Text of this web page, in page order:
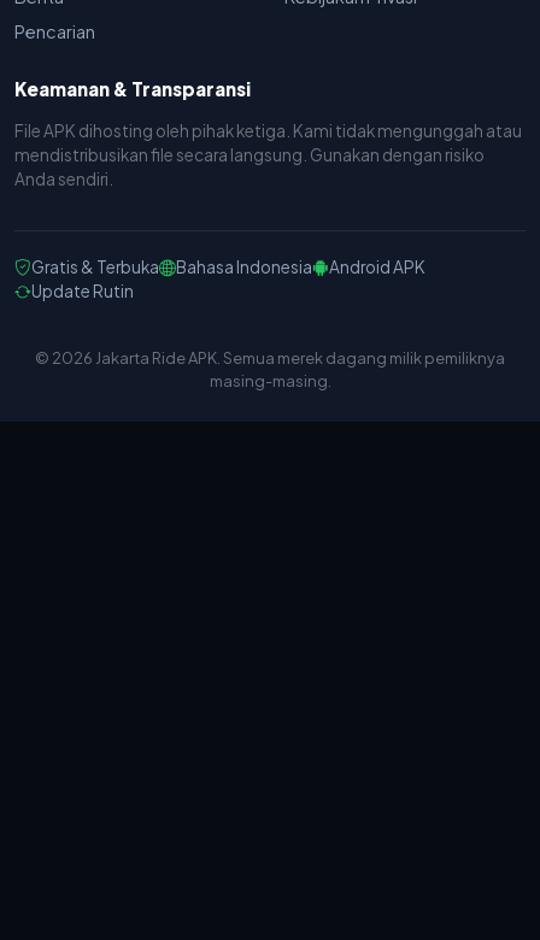
Pencarian
Keamanan & Transparansi
File APK dihosting oleh pihak ketiga. Kami tidak mengunggah atau
mendistribusikan file secara langsung. Gunakan dengan risiko
Anda sendiri.
Gratis & Terbuka Bahasa Indonesia
Android APK
Update Rutin
© 2026 Jakarta Ride APK. Semua merek dagang milik pemiliknya
masing-masing.